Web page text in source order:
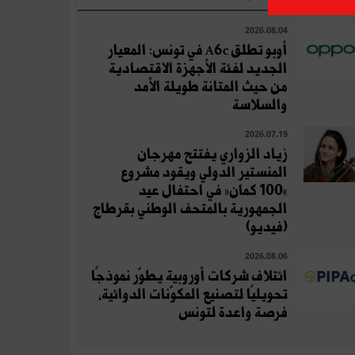
2026.08.04
أوبو تطلق A6c في تونس: المعيار
الجديد لفئة الأجهزة الاقتصادية
من حيث المتانة طويلة الأمد
والسلاسة
2026.07.19
زياد الزواري يفتتح مهرجان
المنستير الدولي ويقود مشروع
«100 كمان» في احتفال عيد
الجمهورية بالمتحف الوطني بقرطاج
(فيديو)
2026.08.06
ائتلاف شركات أوروبية يطوّر نموذجًا
تحويليًا لتصنيع المكوّنات الدوائية،
فرصة واعدة لتونس